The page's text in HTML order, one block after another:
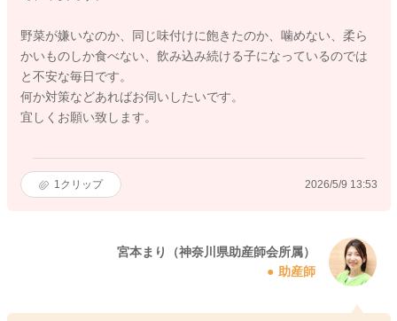
野菜が嫌いなのか、同じ味付けに飽きたのか、噛めない、柔ら
かいものしか食べない、飲み込み続ける子になっているのでは
と不安な毎日です。
何か対策などあればお伺いしたいです。
宜しくお願い致します。
1 クリップ 2026/5/9 13:53
宮本まり（神奈川県助産師会所属）
助産師